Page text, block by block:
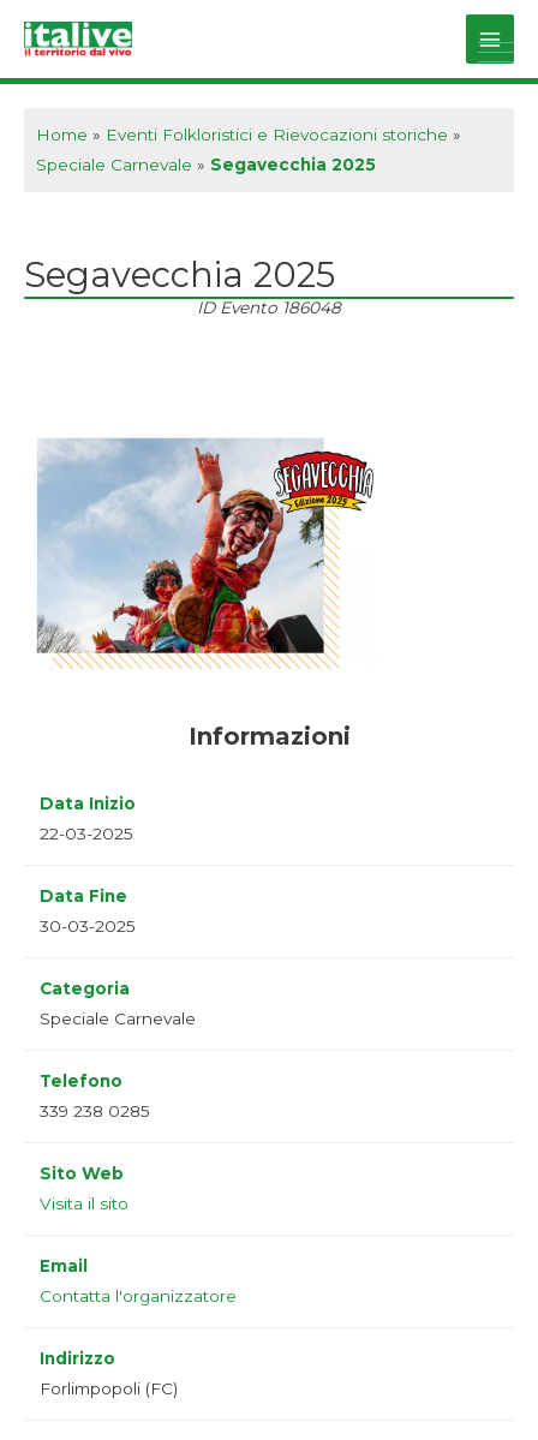
Main
Home » Eventi Folkloristici e Rievocazioni storiche »
Speciale Carnevale » Segavecchia 2025
Segavecchia 2025
ID Evento 186048
Informazioni
Data Inizio
22-03-2025
Data Fine
30-03-2025
Categoria
Speciale Carnevale
Telefono
339 238 0285
Sito Web
Visita il sito
Email
Contatta l'organizzatore
Indirizzo
Forlimpopoli (FC)